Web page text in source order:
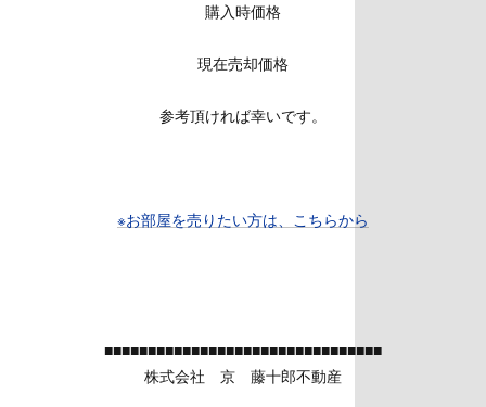
購入時価格
現在売却価格
参考頂ければ幸いです。
※お部屋を売りたい方は、こちらから
■■■■■■■■■■■■■■■■■■■■■■■■■■■■■■■■
株式会社 京 藤十郎不動産